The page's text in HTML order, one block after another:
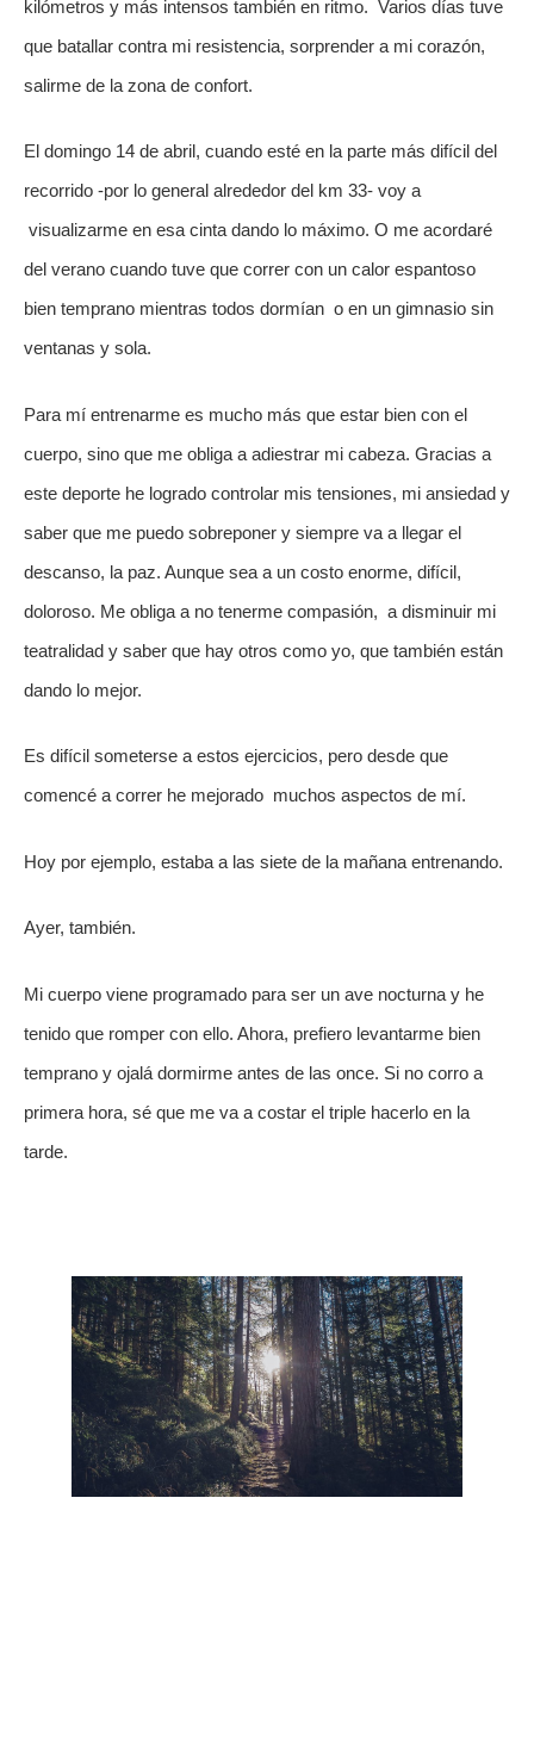
kilómetros y más intensos también en ritmo.  Varios días tuve
que batallar contra mi resistencia, sorprender a mi corazón,
salirme de la zona de confort.
El domingo 14 de abril, cuando esté en la parte más difícil del
recorrido -por lo general alrededor del km 33- voy a
visualizarme en esa cinta dando lo máximo. O me acordaré
del verano cuando tuve que correr con un calor espantoso
bien temprano mientras todos dormían  o en un gimnasio sin
ventanas y sola.
Para mí entrenarme es mucho más que estar bien con el
cuerpo, sino que me obliga a adiestrar mi cabeza. Gracias a
este deporte he logrado controlar mis tensiones, mi ansiedad y
saber que me puedo sobreponer y siempre va a llegar el
descanso, la paz. Aunque sea a un costo enorme, difícil,
doloroso. Me obliga a no tenerme compasión,  a disminuir mi
teatralidad y saber que hay otros como yo, que también están
dando lo mejor.
Es difícil someterse a estos ejercicios, pero desde que
comencé a correr he mejorado  muchos aspectos de mí.
Hoy por ejemplo, estaba a las siete de la mañana entrenando.
Ayer, también.
Mi cuerpo viene programado para ser un ave nocturna y he
tenido que romper con ello. Ahora, prefiero levantarme bien
temprano y ojalá dormirme antes de las once. Si no corro a
primera hora, sé que me va a costar el triple hacerlo en la
tarde.